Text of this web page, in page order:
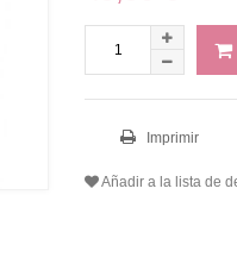
Imprimir
Añadir a la lista de